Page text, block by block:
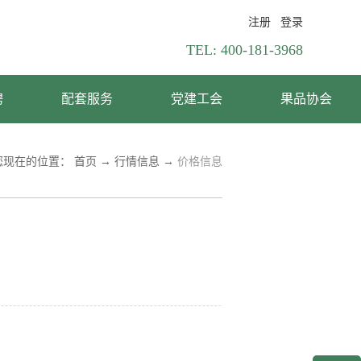
登录
注册
TEL: 400-181-3968
配套服务 党建工会 果品协会
现在的位置： 首页 → 行情信息 → 价格信息